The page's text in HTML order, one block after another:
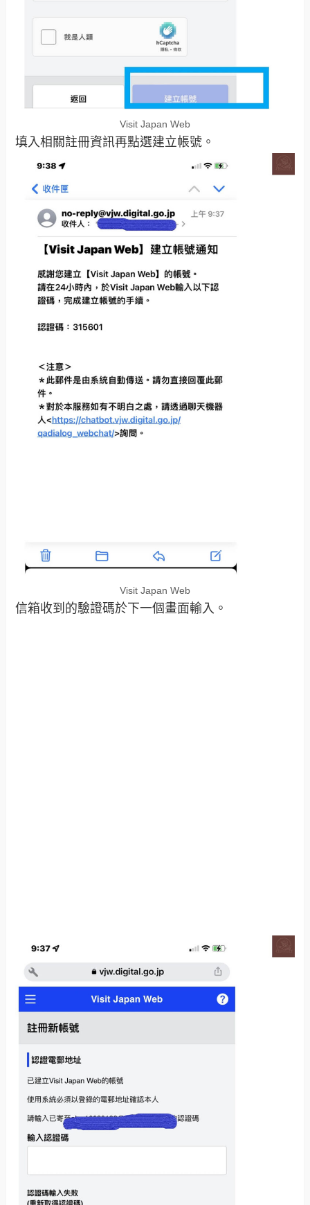
Visit Japan Web
填入相關註冊資訊再點選建立帳號。
Visit Japan Web
信箱收到的驗證碼於下一個畫面輸入。